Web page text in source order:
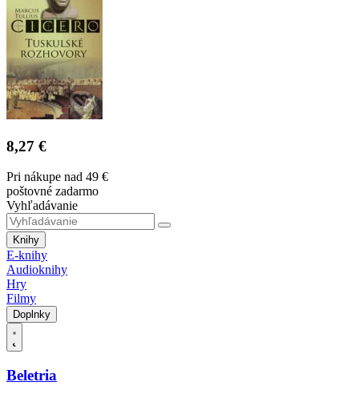
8,27 €
Pri nákupe nad 49 €
poštovné zadarmo
Vyhľadávanie
Knihy
E-knihy
Audioknihy
Hry
Filmy
Doplnky
Beletria